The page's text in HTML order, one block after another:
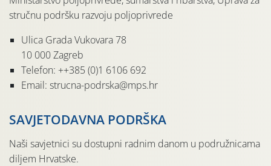
stručnu podršku razvoju poljoprivrede
Ulica Grada Vukovara 78
10 000 Zagreb
Telefon: ++385 (0)1 6106 692
Email: strucna-podrska@mps.hr
SAVJETODAVNA PODRŠKA
Naši savjetnici su dostupni radnim danom u podružnicama
diljem Hrvatske.